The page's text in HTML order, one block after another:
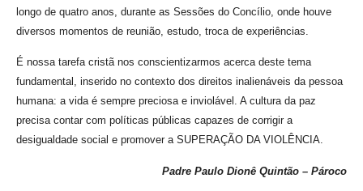
longo de quatro anos, durante as Sessões do Concílio, onde houve
diversos momentos de reunião, estudo, troca de experiências.
É nossa tarefa cristã nos conscientizarmos acerca deste tema
fundamental, inserido no contexto dos direitos inalienáveis da pessoa
humana: a vida é sempre preciosa e inviolável. A cultura da paz
precisa contar com políticas públicas capazes de corrigir a
desigualdade social e promover a SUPERAÇÃO DA VIOLÊNCIA.
Padre Paulo Dionê Quintão – Pároco